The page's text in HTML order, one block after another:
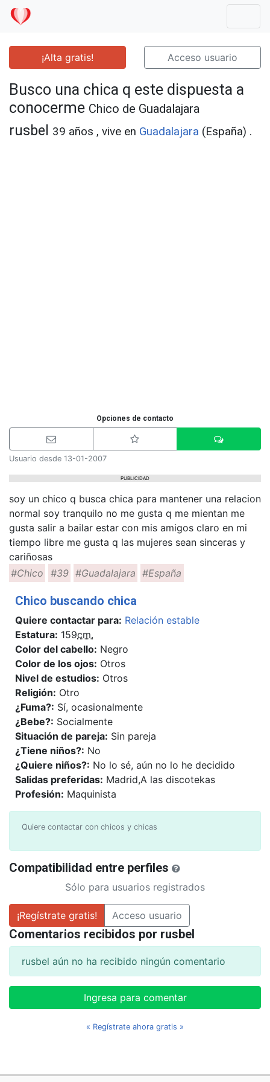
¡Alta gratis! Acceso usuario
Busco una chica q este dispuesta a
conocerme Chico de Guadalajara
rusbel 39 años , vive en Guadalajara (España) .
Opciones de contacto
Usuario desde 13-01-2007
PUBLICIDAD
soy un chico q busca chica para mantener una relacion
normal soy tranquilo no me gusta q me mientan me
gusta salir a bailar estar con mis amigos claro en mi
tiempo libre me gusta q las mujeres sean sinceras y
cariñosas
#Chico
#39 #Guadalajara #España
Chico buscando chica
Quiere contactar para: Relación estable
Estatura: 159cm.
Color del cabello: Negro
Color de los ojos: Otros
Nivel de estudios: Otros
Religión: Otro
¿Fuma?: Sí, ocasionalmente
¿Bebe?: Socialmente
Situación de pareja: Sin pareja
¿Tiene niños?: No
¿Quiere niños?: No lo sé, aún no lo he decidido
Salidas preferidas: Madrid,A las discotekas
Profesión: Maquinista
Quiere contactar con chicos y chicas
Compatibilidad entre perfiles
Sólo para usuarios registrados
¡Regístrate gratis! Acceso usuario
Comentarios recibidos por rusbel
rusbel aún no ha recibido ningún comentario
Ingresa para comentar
« Regístrate ahora gratis »